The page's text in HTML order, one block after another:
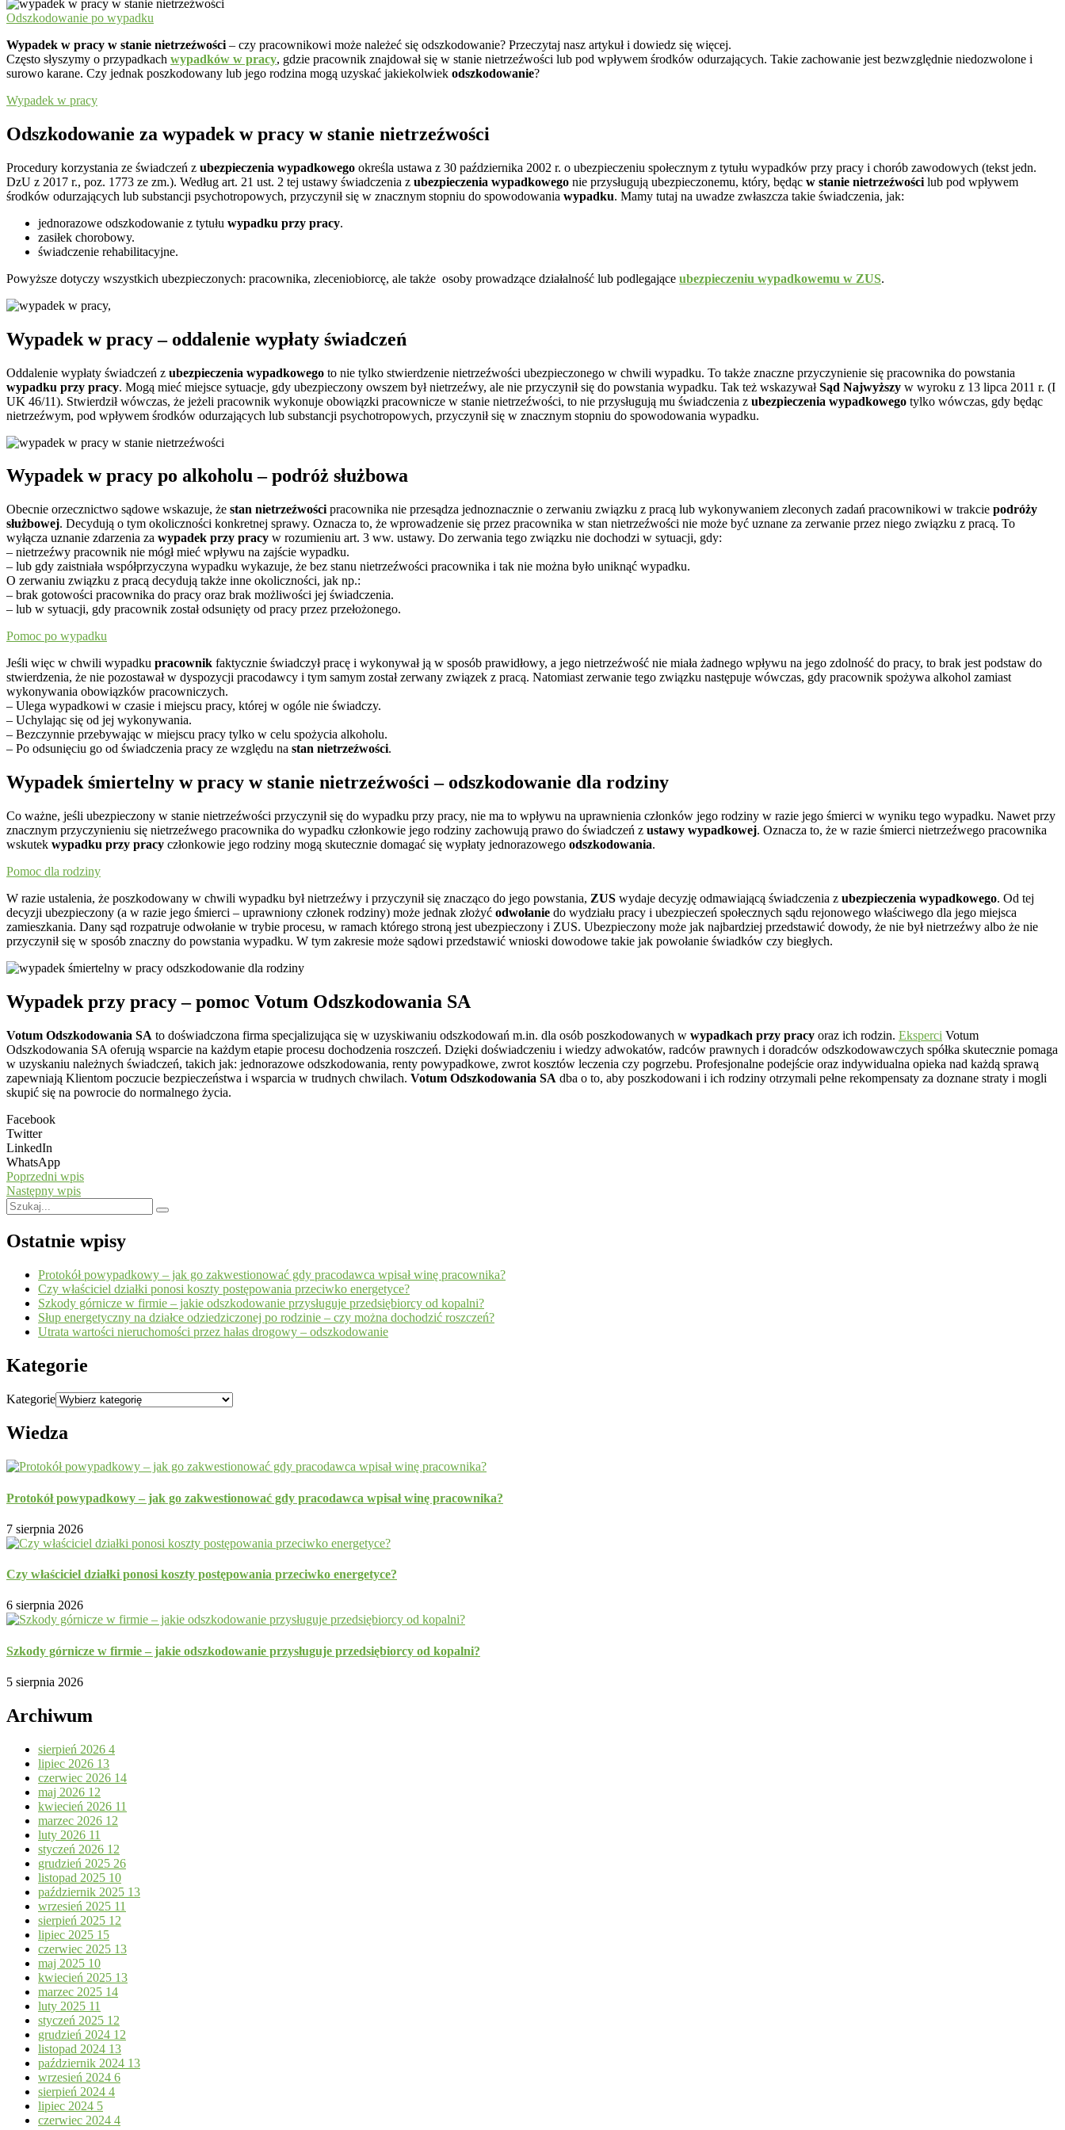
Odszkodowanie po wypadku
Wypadek w pracy w stanie nietrzeźwości – czy pracownikowi może należeć się odszkodowanie? Przeczytaj nasz artykuł i dowiedz się więcej.
Często słyszymy o przypadkach wypadków w pracy, gdzie pracownik znajdował się w stanie nietrzeźwości lub pod wpływem środków odurzających. Takie zachowanie jest bezwzględnie niedozwolone i
surowo karane. Czy jednak poszkodowany lub jego rodzina mogą uzyskać jakiekolwiek odszkodowanie?
Wypadek w pracy
Odszkodowanie za wypadek w pracy w stanie nietrzeźwości
Procedury korzystania ze świadczeń z ubezpieczenia wypadkowego określa ustawa z 30 października 2002 r. o ubezpieczeniu społecznym z tytułu wypadków przy pracy i chorób zawodowych (tekst jedn.
DzU z 2017 r., poz. 1773 ze zm.). Według art. 21 ust. 2 tej ustawy świadczenia z ubezpieczenia wypadkowego nie przysługują ubezpieczonemu, który, będąc w stanie nietrzeźwości lub pod wpływem
środków odurzających lub substancji psychotropowych, przyczynił się w znacznym stopniu do spowodowania wypadku. Mamy tutaj na uwadze zwłaszcza takie świadczenia, jak:
jednorazowe odszkodowanie z tytułu wypadku przy pracy.
zasiłek chorobowy.
świadczenie rehabilitacyjne.
Powyższe dotyczy wszystkich ubezpieczonych: pracownika, zleceniobiorcę, ale także osoby prowadzące działalność lub podlegające ubezpieczeniu wypadkowemu w ZUS.
Wypadek w pracy – oddalenie wypłaty świadczeń
Oddalenie wypłaty świadczeń z ubezpieczenia wypadkowego to nie tylko stwierdzenie nietrzeźwości ubezpieczonego w chwili wypadku. To także znaczne przyczynienie się pracownika do powstania
wypadku przy pracy. Mogą mieć miejsce sytuacje, gdy ubezpieczony owszem był nietrzeźwy, ale nie przyczynił się do powstania wypadku. Tak też wskazywałSąd Najwyższy w wyroku z 13 lipca 2011 r. (I
UK 46/11). Stwierdził wówczas, że jeżeli pracownik wykonuje obowiązki pracownicze w stanie nietrzeźwości, to nie przysługują mu świadczenia z ubezpieczenia wypadkowego tylko wówczas, gdy będąc
nietrzeźwym, pod wpływem środków odurzających lub substancji psychotropowych, przyczynił się w znacznym stopniu do spowodowania wypadku.
Wypadek w pracy po alkoholu – podróż służbowa
Obecnie orzecznictwo sądowe wskazuje, że stan nietrzeźwości pracownika nie przesądza jednoznacznie o zerwaniu związku z pracą lub wykonywaniem zleconych zadań pracownikowi w trakcie podróży
służbowej. Decydują o tym okoliczności konkretnej sprawy. Oznacza to, że wprowadzenie się przez pracownika w stan nietrzeźwości nie może być uznane za zerwanie przez niego związku z pracą. To
wyłącza uznanie zdarzenia za wypadek przy pracy w rozumieniu art. 3 ww. ustawy. Do zerwania tego związku nie dochodzi w sytuacji, gdy:
– nietrzeźwy pracownik nie mógł mieć wpływu na zajście wypadku.
– lub gdy zaistniała współprzyczyna wypadku wykazuje, że bez stanu nietrzeźwości pracownika i tak nie można było uniknąć wypadku.
O zerwaniu związku z pracą decydują także inne okoliczności, jak np.:
– brak gotowości pracownika do pracy oraz brak możliwości jej świadczenia.
– lub w sytuacji, gdy pracownik został odsunięty od pracy przez przełożonego.
Pomoc po wypadku
Jeśli więc w chwili wypadku pracownik faktycznie świadczył pracę i wykonywał ją w sposób prawidłowy, a jego nietrzeźwość nie miała żadnego wpływu na jego zdolność do pracy, to brak jest podstaw do
stwierdzenia, że nie pozostawał w dyspozycji pracodawcy i tym samym został zerwany związek z pracą. Natomiast zerwanie tego związku następuje wówczas, gdy pracownik spożywa alkohol zamiast
wykonywania obowiązków pracowniczych.
– Ulega wypadkowi w czasie i miejscu pracy, której w ogóle nie świadczy.
– Uchylając się od jej wykonywania.
– Bezczynnie przebywając w miejscu pracy tylko w celu spożycia alkoholu.
– Po odsunięciu go od świadczenia pracy ze względu na stan nietrzeźwości.
Wypadek śmiertelny w pracy w stanie nietrzeźwości – odszkodowanie dla rodziny
Co ważne, jeśli ubezpieczony w stanie nietrzeźwości przyczynił się do wypadku przy pracy, nie ma to wpływu na uprawnienia członków jego rodziny w razie jego śmierci w wyniku tego wypadku. Nawet przy
znacznym przyczynieniu się nietrzeźwego pracownika do wypadku członkowie jego rodziny zachowują prawo do świadczeń z ustawy wypadkowej. Oznacza to, że w razie śmierci nietrzeźwego pracownika
wskutek wypadku przy pracy członkowie jego rodziny mogą skutecznie domagać się wypłaty jednorazowego odszkodowania.
Pomoc dla rodziny
W razie ustalenia, że poszkodowany w chwili wypadku był nietrzeźwy i przyczynił się znacząco do jego powstania, ZUS wydaje decyzję odmawiającą świadczenia z ubezpieczenia wypadkowego. Od tej
decyzji ubezpieczony (a w razie jego śmierci – uprawniony członek rodziny) może jednak złożyć odwołanie do wydziału pracy i ubezpieczeń społecznych sądu rejonowego właściwego dla jego miejsca
zamieszkania. Dany sąd rozpatruje odwołanie w trybie procesu, w ramach którego stroną jest ubezpieczony i ZUS. Ubezpieczony może jak najbardziej przedstawić dowody, że nie był nietrzeźwy albo że nie
przyczynił się w sposób znaczny do powstania wypadku. W tym zakresie może sądowi przedstawić wnioski dowodowe takie jak powołanie świadków czy biegłych.
Wypadek przy pracy – pomoc Votum Odszkodowania SA
Votum Odszkodowania SA to doświadczona firma specjalizująca się w uzyskiwaniu odszkodowań m.in. dla osób poszkodowanych w wypadkach przy pracy oraz ich rodzin. Eksperci Votum
Odszkodowania SA oferują wsparcie na każdym etapie procesu dochodzenia roszczeń. Dzięki doświadczeniu i wiedzy adwokatów, radców prawnych i doradców odszkodowawczych spółka skutecznie pomaga
w uzyskaniu należnych świadczeń, takich jak: jednorazowe odszkodowania, renty powypadkowe, zwrot kosztów leczenia czy pogrzebu. Profesjonalne podejście oraz indywidualna opieka nad każdą sprawą
zapewniają Klientom poczucie bezpieczeństwa i wsparcia w trudnych chwilach. Votum Odszkodowania SA dba o to, aby poszkodowani i ich rodziny otrzymali pełne rekompensaty za doznane straty i mogli
skupić się na powrocie do normalnego życia.
Facebook
Twitter
LinkedIn
WhatsApp
Poprzedni wpis
Następny wpis
Ostatnie wpisy
Protokół powypadkowy – jak go zakwestionować gdy pracodawca wpisał winę pracownika?
Czy właściciel działki ponosi koszty postępowania przeciwko energetyce?
Szkody górnicze w firmie – jakie odszkodowanie przysługuje przedsiębiorcy od kopalni?
Słup energetyczny na działce odziedziczonej po rodzinie – czy można dochodzić roszczeń?
Utrata wartości nieruchomości przez hałas drogowy – odszkodowanie
Kategorie
Kategorie
Wiedza
Protokół powypadkowy – jak go zakwestionować gdy pracodawca wpisał winę pracownika?
7 sierpnia 2026
Czy właściciel działki ponosi koszty postępowania przeciwko energetyce?
6 sierpnia 2026
Szkody górnicze w firmie – jakie odszkodowanie przysługuje przedsiębiorcy od kopalni?
5 sierpnia 2026
Archiwum
sierpień 2026 4
lipiec 2026 13
czerwiec 2026 14
maj 2026 12
kwiecień 2026 11
marzec 2026 12
luty 2026 11
styczeń 2026 12
grudzień 2025 26
listopad 2025 10
październik 2025 13
wrzesień 2025 11
sierpień 2025 12
lipiec 2025 15
czerwiec 2025 13
maj 2025 10
kwiecień 2025 13
marzec 2025 14
luty 2025 11
styczeń 2025 12
grudzień 2024 12
listopad 2024 13
październik 2024 13
wrzesień 2024 6
sierpień 2024 4
lipiec 2024 5
czerwiec 2024 4